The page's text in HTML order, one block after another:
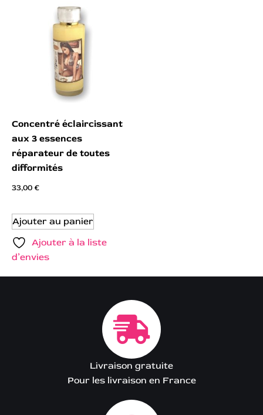
Concentré éclaircissant
aux 3 essences
réparateur de toutes
difformités
33,00€
Ajouter au panier
Ajouter à la liste
d’envies
Livraison gratuite
Pour les livraison en France